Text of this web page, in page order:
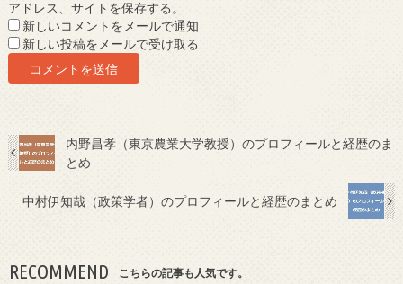
アドレス、サイトを保存する。
新しいコメントをメールで通知
新しい投稿をメールで受け取る
内野昌孝（東京農業大学教授）のプロフィールと経歴のま
とめ
中村伊知哉（政策学者）のプロフィールと経歴のまとめ
RECOMMEND こちらの記事も人気です。